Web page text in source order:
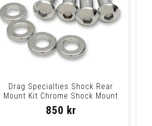
Drag Specialties Shock Rear
Mount Kit Chrome Shock Mount
Kit Chrome
850 kr